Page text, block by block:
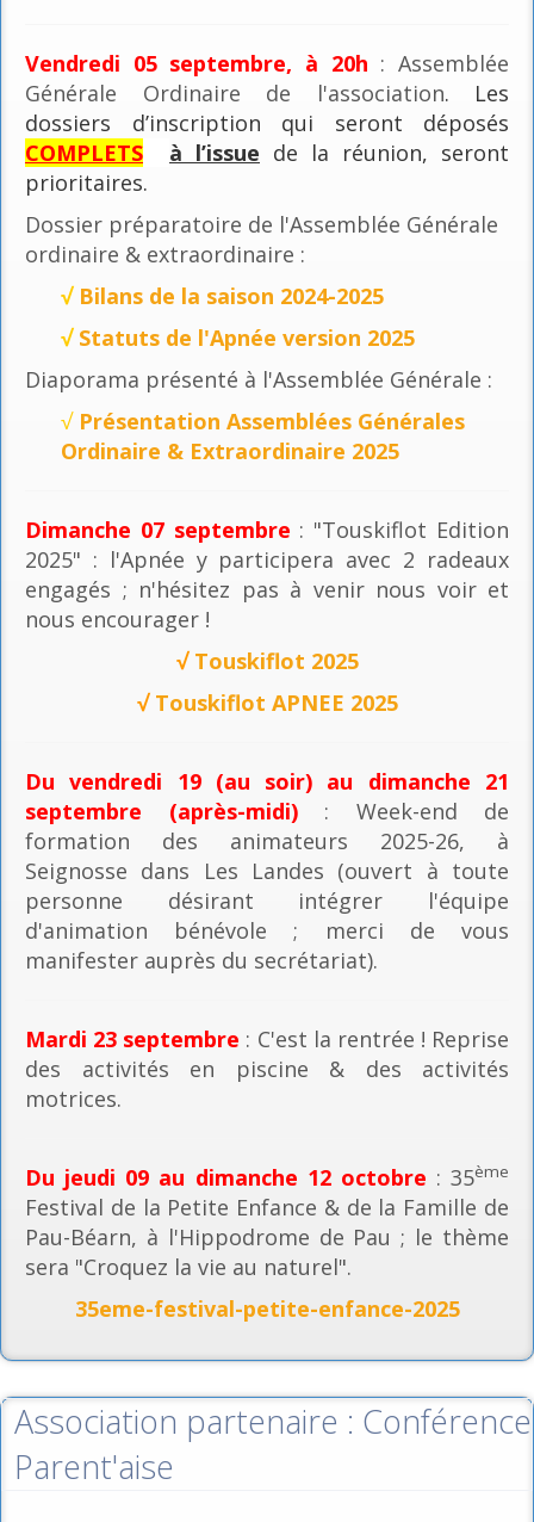
Vendredi 05 septembre, à 20h : Assemblée
Générale Ordinaire de l'association. Les
dossiers d’inscription qui seront déposés
COMPLETS
à l’issue de la réunion, seront
prioritaires.
Dossier préparatoire de l'Assemblée Générale
ordinaire & extraordinaire :
√ Bilans de la saison 2024-2025
√ Statuts de l'Apnée version 2025
Diaporama présenté à l'Assemblée Générale :
√ Présentation Assemblées Générales
Ordinaire & Extraordinaire 2025
Dimanche 07 septembre : "Touskiflot Edition
2025" : l'Apnée y participera avec 2 radeaux
engagés ; n'hésitez pas à venir nous voir et
nous encourager !
√ Touskiflot 2025
√ Touskiflot APNEE 2025
Du vendredi 19 (au soir) au dimanche 21
septembre (après-midi): Week-end de
formation des animateurs 2025-26, à
Seignosse dans Les Landes (ouvert à toute
personne désirant intégrer l'équipe
d'animation bénévole ; merci de vous
manifester auprès du secrétariat).
Mardi 23 septembre : C'est la rentrée ! Reprise
des activités en piscine & des activités
motrices.
Du jeudi 09 au dimanche 12 octobre : 35ème
Festival de la Petite Enfance & de la Famille de
Pau-Béarn, à l'Hippodrome de Pau ; le thème
sera "Croquez la vie au naturel".
35eme-festival-petite-enfance-2025
Association partenaire : Conférence
Parent'aise